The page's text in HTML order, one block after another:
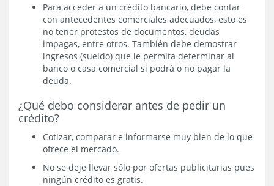
Para acceder a un crédito bancario, debe contar
con antecedentes comerciales adecuados, esto es
no tener protestos de documentos, deudas
impagas, entre otros. También debe demostrar
ingresos (sueldo) que le permita determinar al
banco o casa comercial si podrá o no pagar la
deuda.
¿Qué debo considerar antes de pedir un
crédito?
Cotizar, comparar e informarse muy bien de lo que
ofrece el mercado.
No se deje llevar sólo por ofertas publicitarias pues
ningún crédito es gratis.